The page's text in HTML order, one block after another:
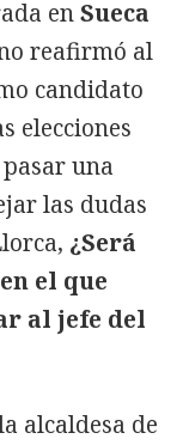
enSueca
reafirmó al
candidato
elecciones
una
las dudas
¿Será
el que
al jefe del
alcaldesa de